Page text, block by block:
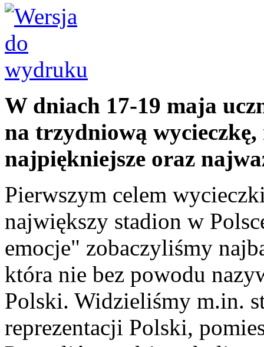
W dniach 17-19 maja
na trzydniową
najpiękniejsze oraz
Pierwszym celem
największy stadion w
emocje" zobaczyliśmy
która nie bez powodu
Polski. Widzieliśmy m.in.
reprezentacji Polski,